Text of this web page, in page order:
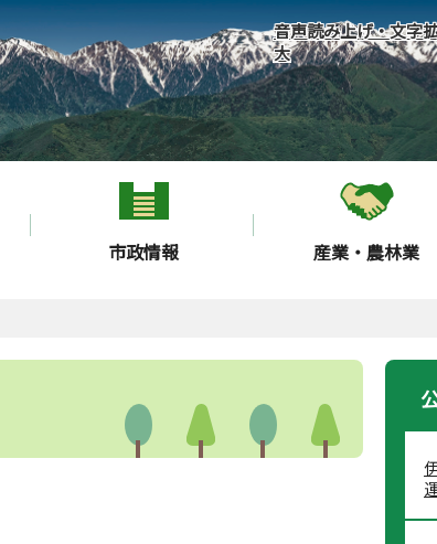
音声読み上げ・文字
大
市政情報 産業・農林業